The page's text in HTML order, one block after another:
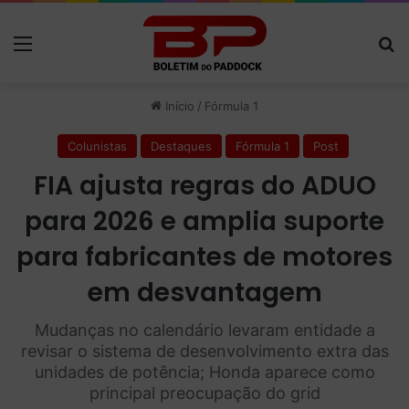
Início / Fórmula 1
Colunistas Destaques Fórmula 1 Post
FIA ajusta regras do ADUO
para 2026 e amplia suporte
para fabricantes de motores
em desvantagem
Mudanças no calendário levaram entidade a
revisar o sistema de desenvolvimento extra das
unidades de potência; Honda aparece como
principal preocupação do grid